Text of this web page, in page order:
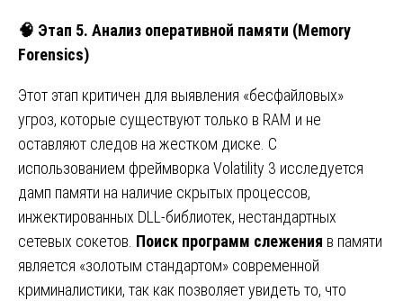
🧠 Этап 5. Анализ оперативной памяти (Memory
Forensics)
Этот этап критичен для выявления «бесфайловых»
угроз, которые существуют только в RAM и не
оставляют следов на жестком диске. С
использованием фреймворка Volatility 3 исследуется
дамп памяти на наличие скрытых процессов,
инжектированных DLL-библиотек, нестандартных
сетевых сокетов. Поиск программ слежения в памяти
является «золотым стандартом» современной
криминалистики, так как позволяет увидеть то, что